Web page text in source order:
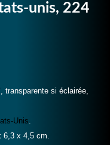
unis, 224
transparente si éclairée,
Unis
x 4,5 cm.